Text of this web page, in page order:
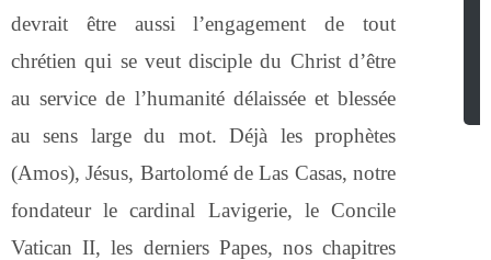
devrait être aussi l’engagement de tout
chrétien qui se veut disciple du Christ d’être
au service de l’humanité délaissée et blessée
au sens large du mot. Déjà les prophètes
(Amos), Jésus, Bartolomé de Las Casas, notre
fondateur le cardinal Lavigerie, le Concile
Vatican II, les derniers Papes, nos chapitres